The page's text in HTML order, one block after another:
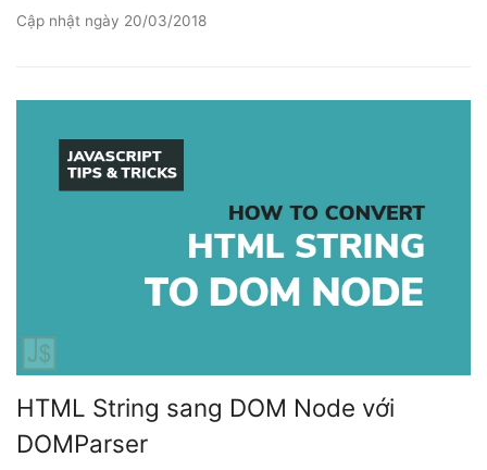
Cập nhật ngày 20/03/2018
HTML String sang DOM Node với
DOMParser